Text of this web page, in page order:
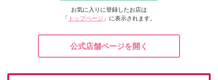
お気に入りに登録したお店は
「 トップページ 」に表示されます。
公式店舗ページを開く